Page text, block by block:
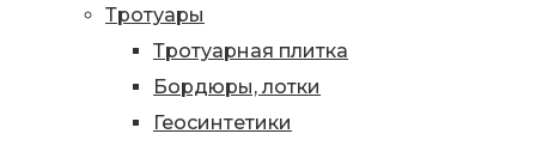
Тротуары
Тротуарная плитка
Бордюры, лотки
Геосинтетики